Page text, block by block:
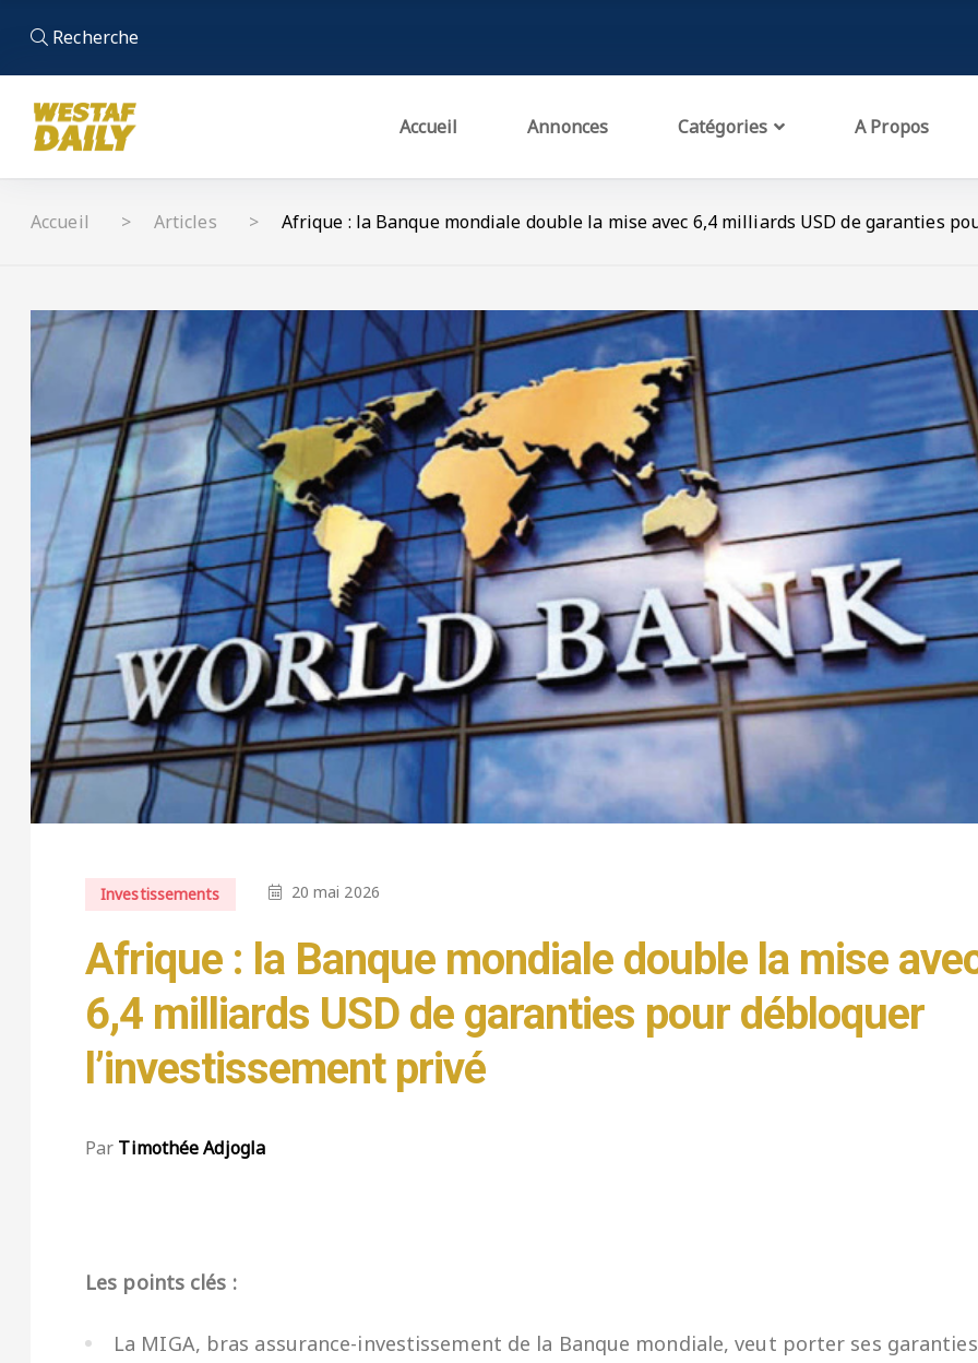
Recherche
Accueil Annonces Catégories A Propos
Accueil Articles Afrique : la Banque mondiale double la mise avec 6,4 milliards USD de garanties
Investissements 20 mai 2026
Afrique : la Banque mondiale double la mise
6,4 milliards USD de garanties pour débloquer
l’investissement privé
Par Timothée Adjogla
Les points clés :
La MIGA, bras assurance-investissement de la Banque mondiale, veut porter ses